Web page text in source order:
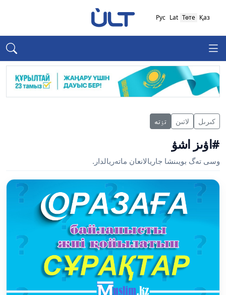
Қаз
Төте
Lat
Рус
كىرىل لاتىن تٶتە
#اۋىز اشۋ
وسى تەگ بويىنشا جاريالانعان ماتەريالدار.